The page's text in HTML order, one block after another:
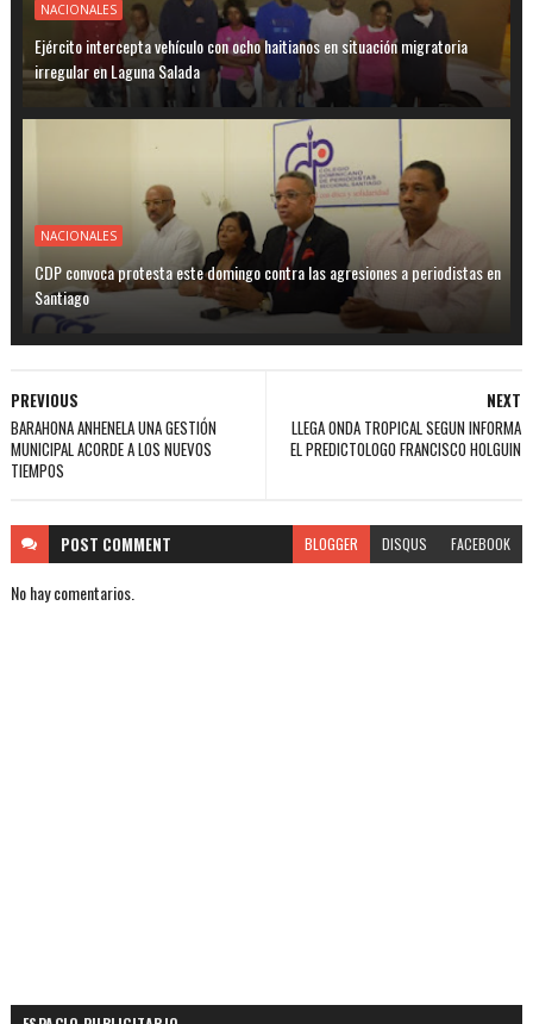
NACIONALES
Ejército intercepta vehículo con ocho haitianos en situación migratoria
irregular en Laguna Salada
NACIONALES
CDP convoca protesta este domingo contra las agresiones a periodistas en
Santiago
NEXT
LLEGA ONDA TROPICAL SEGUN INFORMA
EL PREDICTOLOGO FRANCISCO HOLGUIN
PREVIOUS
BARAHONA ANHENELA UNA GESTIÓN
MUNICIPAL ACORDE A LOS NUEVOS
TIEMPOS
POST COMMENT BLOGGER DISQUS FACEBOOK
No hay comentarios.